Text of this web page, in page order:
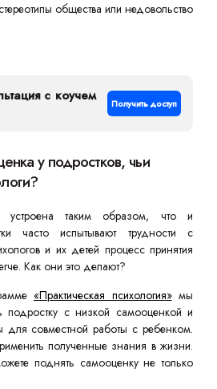
общества или недовольство
с коучем
Получить доступ
у подростков, чьи
устроена таким образом, что и
часто испытывают трудности с
и их детей процесс принятия
Как они это делают?
«Практическая психология»мы
подростку с низкой самооценкой и
для совместной работы с ребенком.
полученные знания в жизни.
поднять самооценку не только